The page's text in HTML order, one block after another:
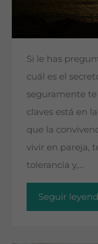
Si le has
cuál es el
seguramente
claves está en
que la
vivir en pareja,
tolerancia y,…
Seguir